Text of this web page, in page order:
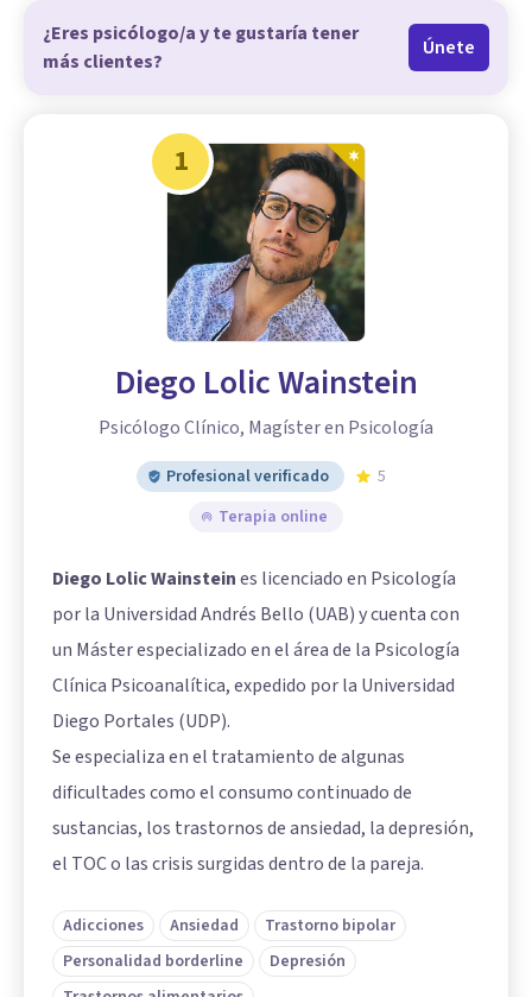
¿Eres psicólogo/a y te gustaría tener
más clientes?
Únete
1
Diego Lolic Wainstein
Psicólogo Clínico, Magíster en Psicología
Profesional verificado
5
Terapia online
Diego Lolic Wainsteines licenciado en Psicología
por la Universidad Andrés Bello (UAB) y cuenta con
un Máster especializado en el área de la Psicología
Clínica Psicoanalítica, expedido por la Universidad
Diego Portales (UDP).
Se especializa en el tratamiento de algunas
dificultades como el consumo continuado de
sustancias, los trastornos de ansiedad, la depresión,
el TOC o las crisis surgidas dentro de la pareja.
Adicciones Ansiedad
Trastorno bipolar
Personalidad borderline
Depresión